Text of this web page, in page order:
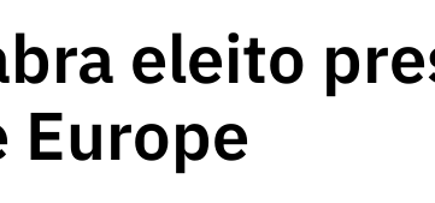
eleito
Europe